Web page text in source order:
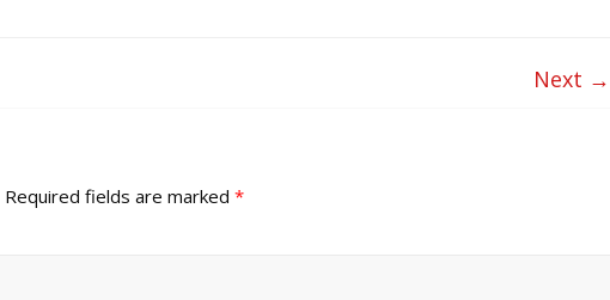
Next →
Required fields are marked *